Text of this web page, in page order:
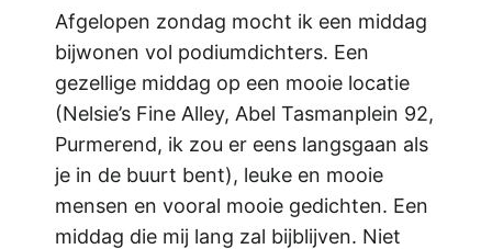
Afgelopen zondag mocht ik een middag
bijwonen vol podiumdichters. Een
gezellige middag op een mooie locatie
(Nelsie’s Fine Alley, Abel Tasmanplein 92,
Purmerend, ik zou er eens langsgaan als
je in de buurt bent), leuke en mooie
mensen en vooral mooie gedichten. Een
middag die mij lang zal bijblijven. Niet